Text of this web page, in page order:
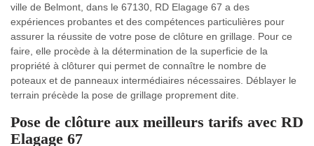
ville de Belmont, dans le 67130, RD Elagage 67 a des
expériences probantes et des compétences particulières pour
assurer la réussite de votre pose de clôture en grillage. Pour ce
faire, elle procède à la détermination de la superficie de la
propriété à clôturer qui permet de connaître le nombre de
poteaux et de panneaux intermédiaires nécessaires. Déblayer le
terrain précède la pose de grillage proprement dite.
Pose de clôture aux meilleurs tarifs avec RD
Elagage 67